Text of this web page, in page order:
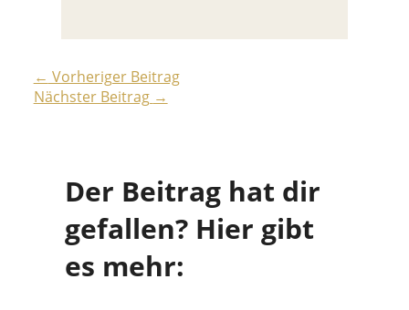
← Vorheriger Beitrag
Nächster Beitrag →
Der Beitrag hat dir
gefallen? Hier gibt
es mehr: